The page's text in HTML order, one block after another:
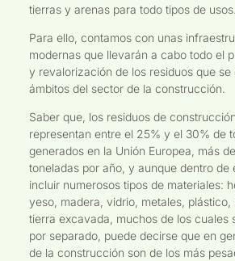
tierras y arenas para todo tipos de usos.
Para ello, contamos con unas
modernas que llevarán a cabo todo el
y revalorización de los residuos que se
ámbitos del sector de la construcción.
Saber que, los residuos de
representan entre el 25% y el 30% de
generados en la Unión Europea, más
toneladas por año, y aunque dentro de
incluir numerosos tipos de materiales:
yeso, madera, vidrio, metales,
tierra excavada, muchos de los cuales
por separado, puede decirse que en
de la construcción son de los más